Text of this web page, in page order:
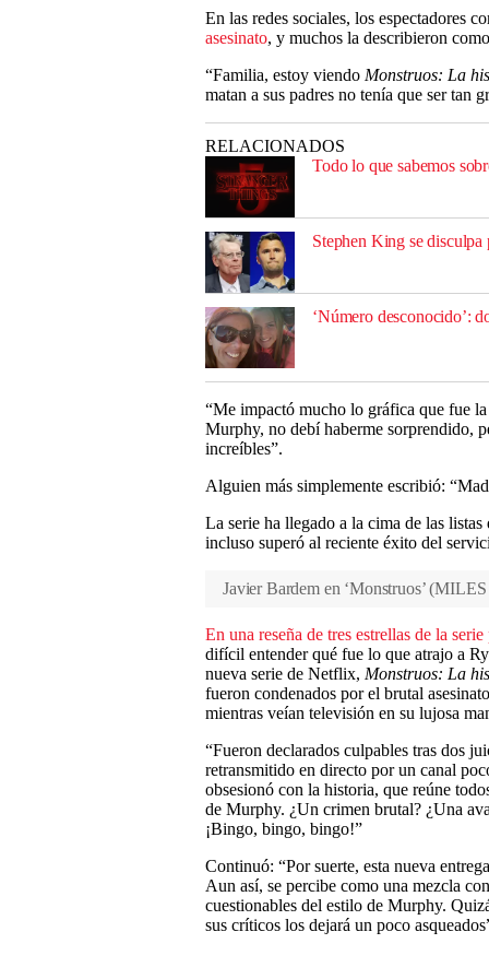
En las redes sociales, los espectadores
asesinato, y muchos la describieron
“Familia, estoy viendo Monstruos: La
matan a sus padres no tenía que ser
RELACIONADOS
Todo lo que sabemos
Stephen King se
‘Número desconocido’:
“Me impactó mucho lo gráfica que fue
Murphy, no debí haberme sorprendido,
increíbles”.
Alguien más simplemente escribió:
La serie ha llegado a la cima de las
incluso superó al reciente éxito del
Javier Bardem en ‘Monstruos’ (
En una reseña de tres estrellas de la
difícil entender qué fue lo que atrajo a
nueva serie de Netflix, Monstruos: La
fueron condenados por el brutal
mientras veían televisión en su lujosa
“Fueron declarados culpables tras dos
retransmitido en directo por un canal
obsesionó con la historia, que reúne
de Murphy. ¿Un crimen brutal? ¿Una
¡Bingo, bingo, bingo!”
Continuó: “Por suerte, esta nueva
Aun así, se percibe como una mezcla
cuestionables del estilo de Murphy.
sus críticos los dejará un poco